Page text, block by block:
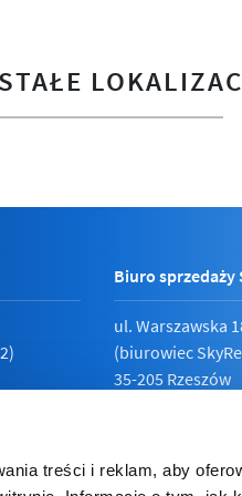
treści i reklam, aby
Biuro sprzedaży
ul. Warszawska
(biurowiec
35-205 Rzeszów